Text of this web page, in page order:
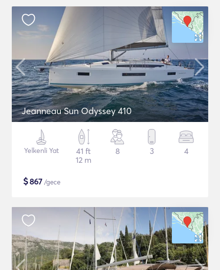
Jeanneau Sun Odyssey 410
Yelkenli Yat
41 ft
12 m
8 3 4
$867 /gece